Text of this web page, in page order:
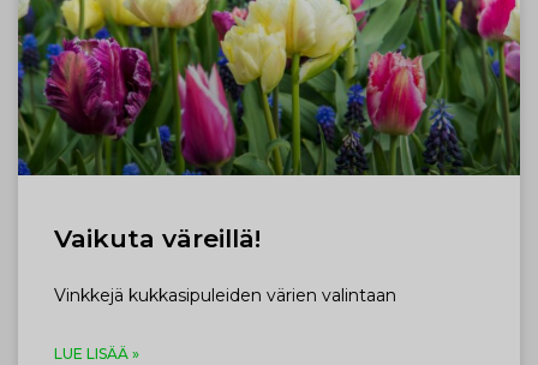
Vaikuta väreillä!
Vinkkejä kukkasipuleiden värien valintaan
LUE LISÄÄ »